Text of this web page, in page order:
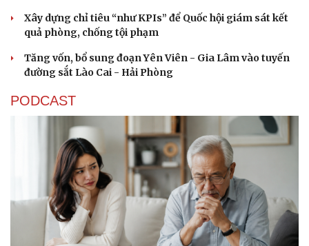
Xây dựng chỉ tiêu “như KPIs” để Quốc hội giám sát kết
quả phòng, chống tội phạm
Tăng vốn, bổ sung đoạn Yên Viên - Gia Lâm vào tuyến
đường sắt Lào Cai - Hải Phòng
PODCAST